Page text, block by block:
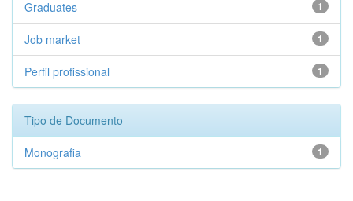
1
Graduates
1
Job market
1
Perfil profissional
Tipo de Documento
1
Monografia